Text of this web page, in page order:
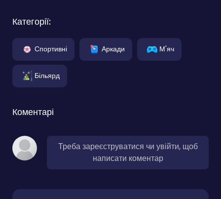
Категорії:
Спортивні Аркади М'яч
Більярд
Коментарі
Треба зареєструватися чи увійти, щоб
написати коментар